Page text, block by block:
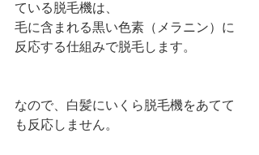
ている脱毛機は、
毛に含まれる黒い色素（メラニン）に
反応する仕組みで脱毛します。
なので、白髪にいくら脱毛機をあてて
も反応しません。